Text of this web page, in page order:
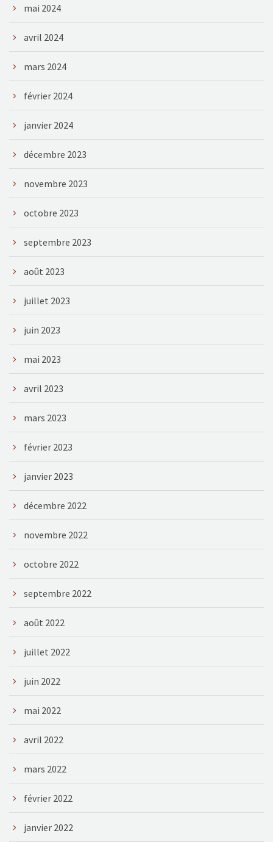
mai 2024
avril 2024
mars 2024
février 2024
janvier 2024
décembre 2023
novembre 2023
octobre 2023
septembre 2023
août 2023
juillet 2023
juin 2023
mai 2023
avril 2023
mars 2023
février 2023
janvier 2023
décembre 2022
novembre 2022
octobre 2022
septembre 2022
août 2022
juillet 2022
juin 2022
mai 2022
avril 2022
mars 2022
février 2022
janvier 2022